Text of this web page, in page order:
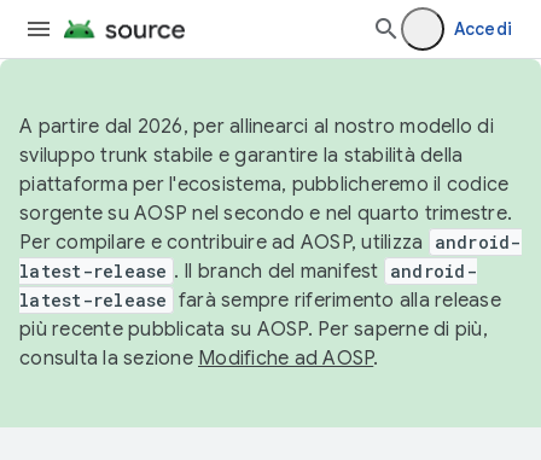
Accedi
A partire dal 2026, per allinearci al nostro modello di
sviluppo trunk stabile e garantire la stabilità della
piattaforma per l'ecosistema, pubblicheremo il codice
sorgente su AOSP nel secondo e nel quarto trimestre.
Per compilare e contribuire ad AOSP, utilizza
android-
latest-release . Il branch del manifest android-
latest-release farà sempre riferimento alla release
più recente pubblicata su AOSP. Per saperne di più,
consulta la sezione Modifiche ad AOSP.